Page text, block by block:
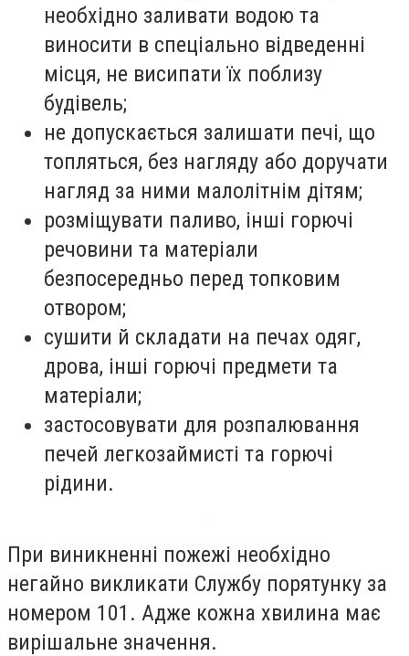
необхідно заливати водою та
виносити в спеціально відведенні
місця, не висипати їх поблизу
будівель;
не допускається залишати печі, що
топляться, без нагляду або доручати
нагляд за ними малолітнім дітям;
розміщувати паливо, інші горючі
речовини та матеріали
безпосередньо перед топковим
отвором;
сушити й складати на печах одяг,
дрова, інші горючі предмети та
матеріали;
застосовувати для розпалювання
печей легкозаймисті та горючі
рідини.
При виникненні пожежі необхідно
негайно викликати Службу порятунку за
номером 101. Адже кожна хвилина має
вирішальне значення.